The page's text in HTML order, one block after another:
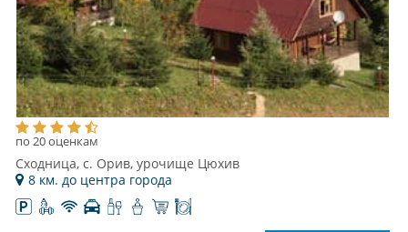
по 20 оценкам
Сходница, с. Орив, урочище Цюхив
8 км. до центра города